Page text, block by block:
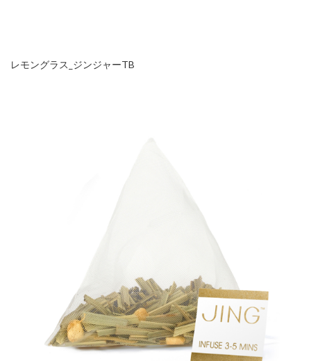
レモングラス_ジンジャーTB